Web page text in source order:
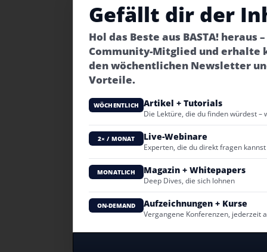
Gefällt dir der
Hol das Beste aus BASTA! heraus
Community-Mitglied und erhalte
den wöchentlichen Newsletter
Vorteile.
WÖCHENTLICH Artikel + Tutorials
Die Lektüre, die du finden würdest –
2× / MONAT Live-Webinare
Experten, die du direkt fragen kannst
MONATLICH Magazin + Whitepapers
Deep Dives, die sich lohnen
ON-DEMAND Aufzeichnungen + Kurse
Vergangene Konferenzen, jederzeit